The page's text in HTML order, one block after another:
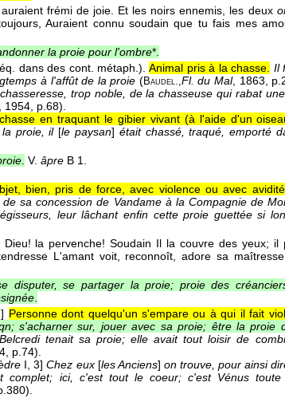
frémi de joie. Et les noirs ennemis, les deux
Auraient connu soudain que tu fais mes
la proie pour l'ombre*.
dans des cont. métaph.). Animal pris à la chasse. Il
à l'affût de la proie (Baudel.,Fl. du Mal, 1863,
trop noble, de la chasseuse qui rabat
, 1954, p.68).
en traquant le gibier vivant (à l'aide d'un
proie, il[le paysan] était chassé, traqué, emporté
. V. âpre B 1.
bien, pris de force, avec violence ou avec
sa concession de Vandame à la Compagnie de
leur lâchant enfin cette proie guettée si
la pervenche! Soudain Il la couvre des yeux; il
L'amant voit, reconnoît, adore sa
disputer, se partager la proie; proie des
.
Personne dont quelqu'un s'empare ou à qui il fait
s'acharner sur, jouer avec sa proie; être la proie
tenait sa proie; elle avait tout loisir de
, p.74).
I, 3] Chez eux[les Anciens] on trouve, pour ainsi
complet; ici, c'est tout le coeur; c'est Vénus